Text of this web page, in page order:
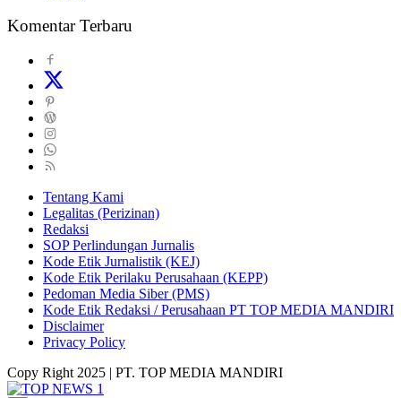
Komentar Terbaru
Tentang Kami
Legalitas (Perizinan)
Redaksi
SOP Perlindungan Jurnalis
Kode Etik Jurnalistik (KEJ)
Kode Etik Perilaku Perusahaan (KEPP)
Pedoman Media Siber (PMS)
Kode Etik Redaksi / Perusahaan PT TOP MEDIA MANDIRI
Disclaimer
Privacy Policy
Copy Right 2025 | PT. TOP MEDIA MANDIRI